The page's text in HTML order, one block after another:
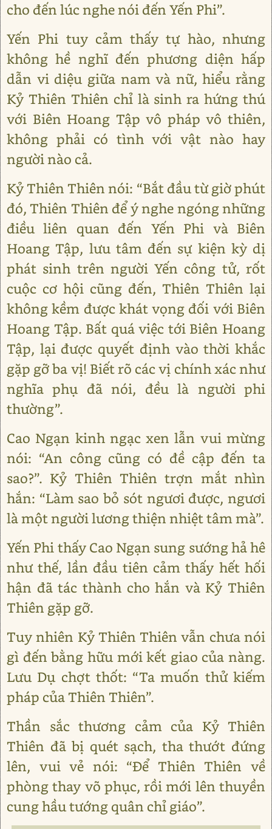
cho đến lúc nghe nói đến Yến Phi”.
Yến Phi tuy cảm thấy tự hào, nhưng
không hề nghĩ đến phương diện hấp
dẫn vi diệu giữa nam và nữ, hiểu rằng
Kỷ Thiên Thiên chỉ là sinh ra hứng thú
với Biên Hoang Tập vô pháp vô thiên,
không phải có tình với vật nào hay
người nào cả.
Kỷ Thiên Thiên nói: “Bắt đầu từ giờ phút
đó, Thiên Thiên để ý nghe ngóng những
điều liên quan đến Yến Phi và Biên
Hoang Tập, lưu tâm đến sự kiện kỳ dị
phát sinh trên người Yến công tử, rốt
cuộc cơ hội cũng đến, Thiên Thiên lại
không kềm được khát vọng đối với Biên
Hoang Tập. Bất quá việc tới Biên Hoang
Tập, lại được quyết định vào thời khắc
gặp gỡ ba vị! Biết rõ các vị chính xác như
nghĩa phụ đã nói, đều là người phi
thường”.
Cao Ngạn kinh ngạc xen lẫn vui mừng
nói: “An công cũng có đề cập đến ta
sao?”. Kỷ Thiên Thiên trợn mắt nhìn
hắn: “Làm sao bỏ sót ngươi được, ngươi
là một người lương thiện nhiệt tâm mà”.
Yến Phi thấy Cao Ngạn sung sướng hả hê
như thế, lần đầu tiên cảm thấy hết hối
hận đã tác thành cho hắn và Kỷ Thiên
Thiên gặp gỡ.
Tuy nhiên Kỷ Thiên Thiên vẫn chưa nói
gì đến bằng hữu mới kết giao của nàng.
Lưu Dụ chợt thốt: “Ta muốn thử kiếm
pháp của Thiên Thiên”.
Thần sắc thương cảm của Kỷ Thiên
Thiên đã bị quét sạch, tha thướt đứng
lên, vui vẻ nói: “Để Thiên Thiên về
phòng thay võ phục, rồi mới lên thuyền
cung hầu tướng quân chỉ giáo”.